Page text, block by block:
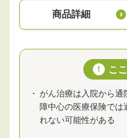
商品詳細
! こ
がん治療は入院から
障中心の医療保険では
れない可能性がある